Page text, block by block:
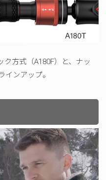
ク方式（A180F）と、ナッ
インアップ。